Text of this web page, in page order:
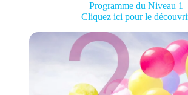
Programme du Niveau 1
Cliquez ici pour le